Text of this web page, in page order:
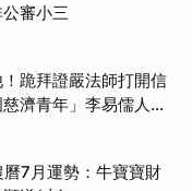
審小三
跪拜證嚴法師打開信
濟青年」李易儒人脈
7月運勢：牛寶寶財